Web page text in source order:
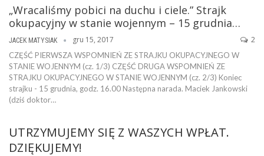
„Wracaliśmy pobici na duchu i ciele.” Strajk
okupacyjny w stanie wojennym – 15 grudnia…
JACEK MATYSIAK gru 15, 2017 2
CZĘŚĆ PIERWSZA WSPOMNIEŃ ZE STRAJKU OKUPACYJNEGO W
STANIE WOJENNYM (cz. 1/3) CZĘŚĆ DRUGA WSPOMNIEŃ ZE
STRAJKU OKUPACYJNEGO W STANIE WOJENNYM (cz. 2/3) Koniec
strajku - 15 grudnia, godz. 16.00 Następna narada. Maciek Jankowski
(dziś doktor…
UTRZYMUJEMY SIĘ Z WASZYCH WPŁAT.
DZIĘKUJEMY!